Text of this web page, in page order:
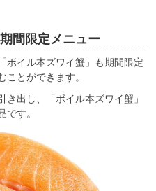
間限定メニュー
ボイル本ズワイ蟹」も期間限定
ことができます。
き出し、「ボイル本ズワイ蟹」
です。